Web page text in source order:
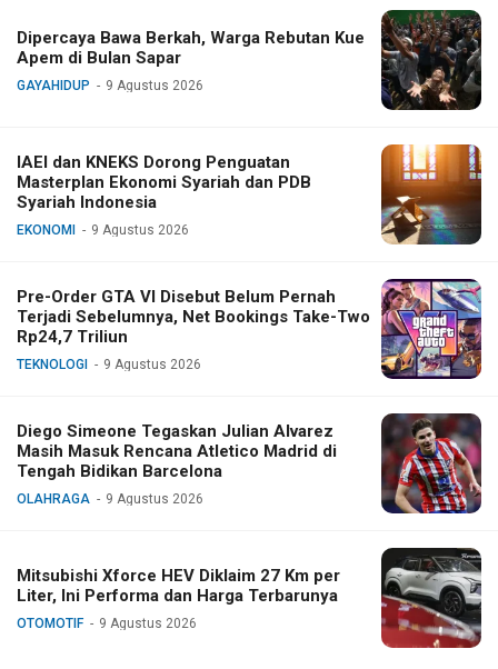
Dipercaya Bawa Berkah, Warga Rebutan Kue
Apem di Bulan Sapar
GAYAHIDUP 9 Agustus 2026
IAEI dan KNEKS Dorong Penguatan
Masterplan Ekonomi Syariah dan PDB
Syariah Indonesia
EKONOMI 9 Agustus 2026
Pre-Order GTA VI Disebut Belum Pernah
Terjadi Sebelumnya, Net Bookings Take-Two
Rp24,7 Triliun
TEKNOLOGI 9 Agustus 2026
Diego Simeone Tegaskan Julian Alvarez
Masih Masuk Rencana Atletico Madrid di
Tengah Bidikan Barcelona
OLAHRAGA 9 Agustus 2026
Mitsubishi Xforce HEV Diklaim 27 Km per
Liter, Ini Performa dan Harga Terbarunya
OTOMOTIF 9 Agustus 2026